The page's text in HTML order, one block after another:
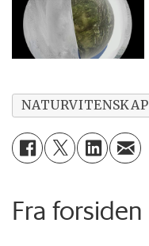
NATURVITENSKAP
Fra forsiden